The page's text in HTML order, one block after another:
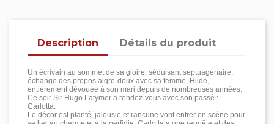
Description Détails du produit
Un écrivain au sommet de sa gloire, séduisant septuagénaire,
échange des propos aigre-doux avec sa femme, Hilde,
entièrement dévouée à son mari depuis de nombreuses années.
Ce soir Sir Hugo Latymer a rendez-vous avec son passé :
Carlotta.
Le décor est planté, jalousie et rancune vont entrer en scène pour